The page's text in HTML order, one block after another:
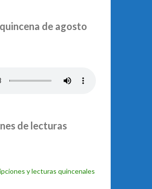
de agosto
de lecturas
y lecturas quincenales